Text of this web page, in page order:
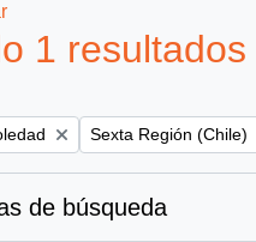
1 resultados
Remove filter:
Sexta Región (Chile)
de búsqueda